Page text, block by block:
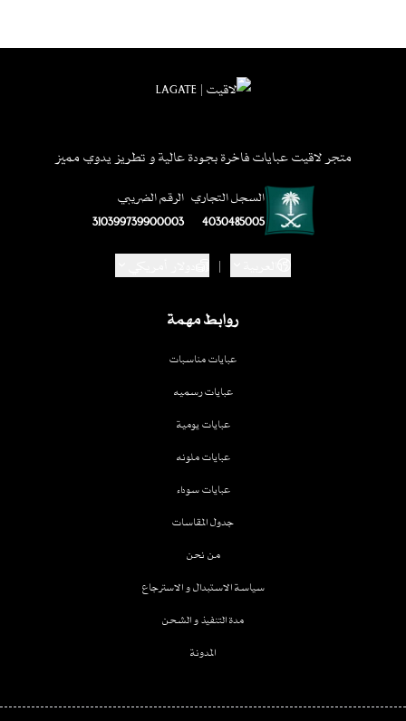
روابط مهمة
عبايات مناسبات
عبايات رسميه
عبايات يومية
عبايات ملونه
عبايات سوداء
جدول المقاسات
من نحن
سياسة الاستبدال و الاسترجاع
مدة التنفيذ و الشحن
المدونة
متجر لاقيت عبايات فاخرة بجودة عالية و تطريز يدوي مميز
السجل التجاري
4030485005
الرقم الضريبي
310399739900003
|